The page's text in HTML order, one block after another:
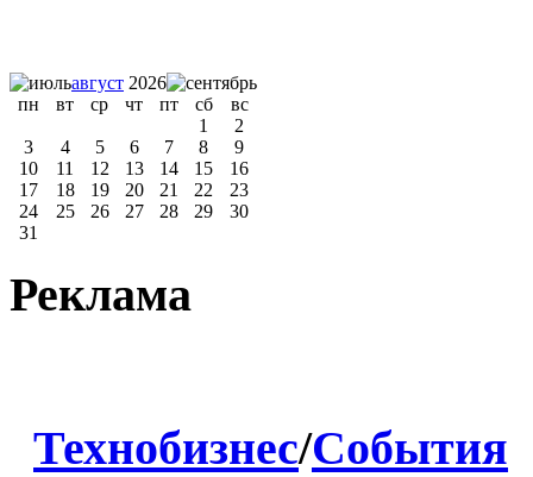
август 2026
пн
вт ср чт пт сб
вс
1
2
3
4 5 6 7 8
9
10
11 12 13 14 15
16
17
18 19 20 21 22
23
24
25 26 27 28 29
30
31
Реклама
Технобизнес/События